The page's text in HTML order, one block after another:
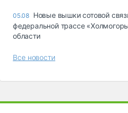
05.08 Новые вышки сотовой
федеральной трассе
области
Все новости